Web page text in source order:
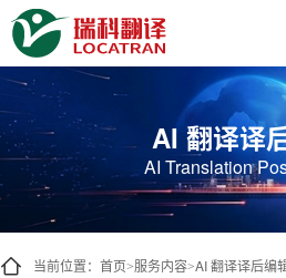
AI翻译与机器翻译
AI 翻译译
AI Translation
当前位置： 首页>服务内容>AI 翻译译后编